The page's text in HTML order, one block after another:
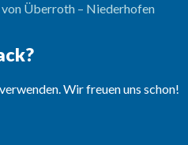
Überroth – Niederhofen
Wir freuen uns schon!